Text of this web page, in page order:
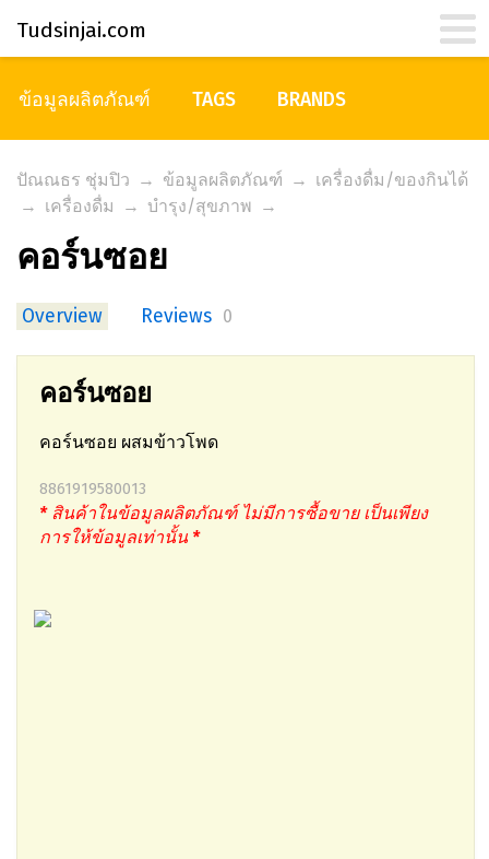
Tudsinjai.com
ข้อมูลผลิตภัณฑ์ TAGS BRANDS
ปัณณธร ชุ่มปิว → ข้อมูลผลิตภัณฑ์ → เครื่องดื่ม/ของกินได้
→ เครื่องดื่ม → บำรุง/สุขภาพ →
คอร์นซอย
Overview Reviews 0
คอร์นซอย
คอร์นซอย ผสมข้าวโพด
8861919580013
* สินค้าในข้อมูลผลิตภัณฑ์ ไม่มีการซื้อขาย เป็นเพียง
การให้ข้อมูลเท่านั้น *